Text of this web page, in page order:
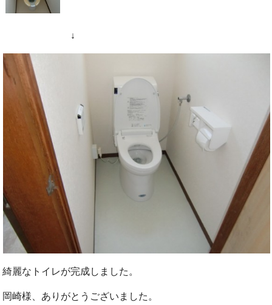
↓
綺麗なトイレが完成しました。
岡崎様、ありがとうございました。